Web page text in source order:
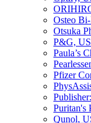
Osteo
Otsuka
P&G,
Paula’s
Pfizer
Puritan's
Qunol,